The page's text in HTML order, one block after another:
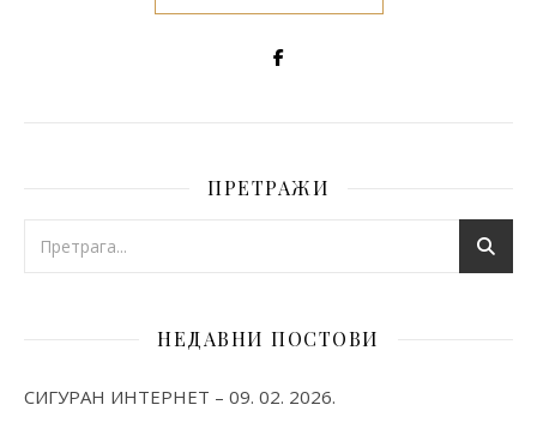
ПРЕТРАЖИ
НЕДАВНИ ПОСТОВИ
СИГУРАН ИНТЕРНЕТ – 09. 02. 2026.